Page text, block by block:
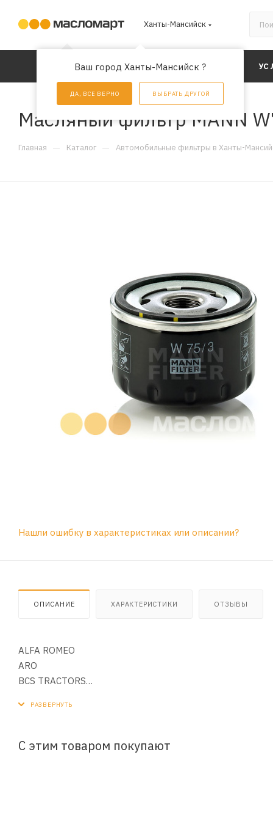
Ханты-Мансийск
Ваш город Ханты-Мансийск ?
ДА, ВСЕ ВЕРНО ВЫБРАТЬ ДРУГОЙ
КАТАЛОГ АКЦИИ
Масляный фильтр MANN
Главная — Каталог — Автомобильные фильтры в Ханты-
Нашли ошибку в характеристиках или описании?
ОПИСАНИЕ ХАРАКТЕРИСТИКИ ОТЗЫВЫ
ALFA ROMEO
ARO
BCS TRACTORS
DEUTZ AG (ENGINES)
С этим товаром покупают